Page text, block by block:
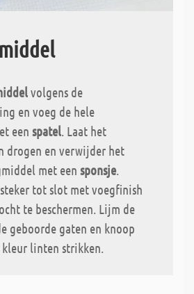
volgens de
en voeg de hele
een spatel . Laat het
drogen en verwijder het
met een sponsje
tot slot met voegfinish
te beschermen. Lijm de
geboorde gaten en knoop
linten strikken.